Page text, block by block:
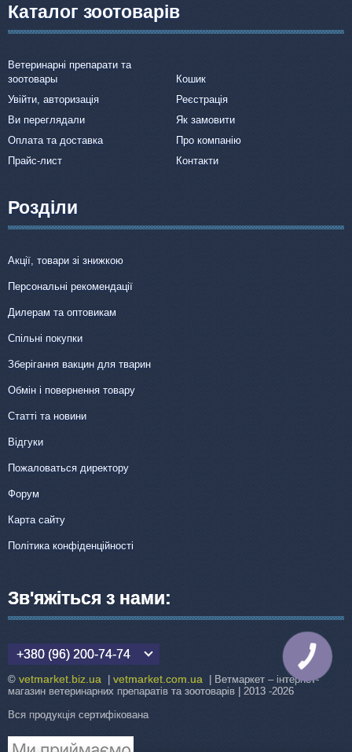
Каталог зоотоварів
Ветеринарні препарати та
зоотовары
Кошик
Увійти, авторизація
Реєстрація
Ви переглядали
Як замовити
Оплата та доставка
Про компанію
Прайс-лист
Контакти
Розділи
Акції, товари зі знижкою
Персональні рекомендації
Дилерам та оптовикам
Спільні покупки
Зберігання вакцин для тварин
Обмін і повернення товару
Статті та новини
Відгуки
Пожаловаться директору
Форум
Карта сайту
Політика конфіденційності
Зв'яжіться з нами:
+380 (96) 200-74-74
© vetmarket.biz.ua vetmarket.com.ua | Ветмаркет – інтернет-
магазин ветеринарних препаратів та зоотоварів | 2013 -2026
Вся продукція сертифікована
КНОПКА
ЗВ'ЯЗКУ